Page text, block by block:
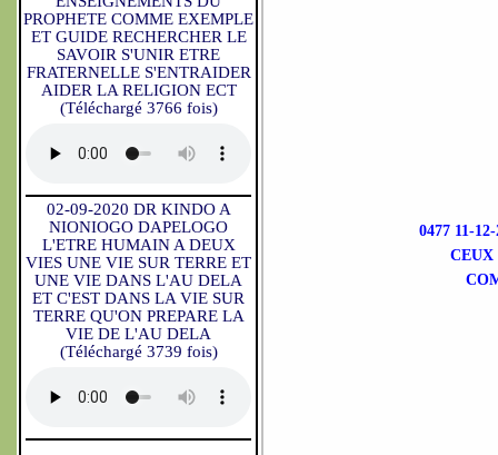
PROPHETE COMME EXEMPLE
ET GUIDE RECHERCHER LE
SAVOIR S'UNIR ETRE
FRATERNELLE S'ENTRAIDER
AIDER LA RELIGION ECT
(Téléchargé 3766 fois)
02-09-2020 DR KINDO A
NIONIOGO DAPELOGO
L'ETRE HUMAIN A DEUX
VIES UNE VIE SUR TERRE ET
UNE VIE DANS L'AU DELA
ET C'EST DANS LA VIE SUR
TERRE QU'ON PREPARE LA
VIE DE L'AU DELA
(Téléchargé 3739 fois)
0477 11-
CEUX